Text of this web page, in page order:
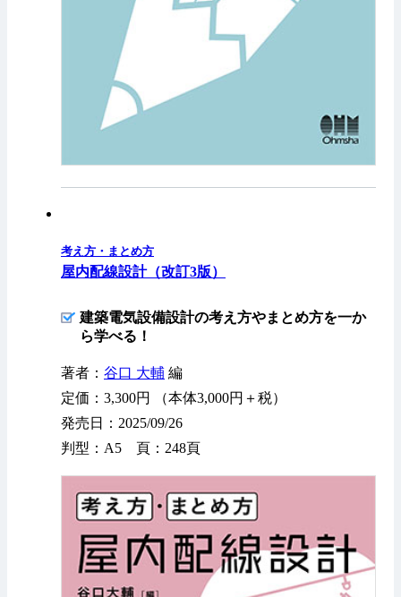
考え方・まとめ方
屋内配線設計（改訂3版）
建築電気設備設計の考え方やまとめ方を一か
ら学べる！
著者： 谷口 大輔 編
定価：3,300円 （本体3,000円＋税）
発売日：2025/09/26
判型：A5 頁：248頁